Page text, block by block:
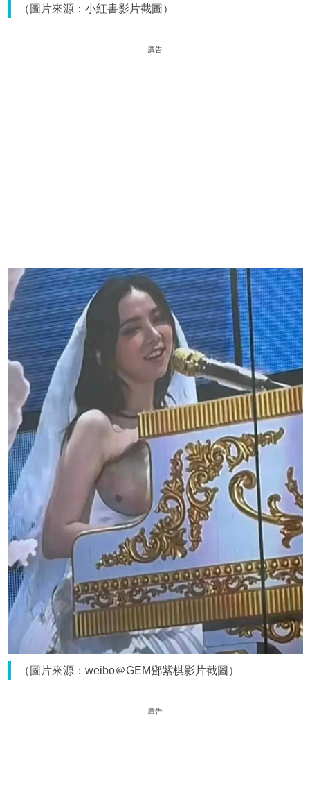
（圖片來源：小紅書影片截圖）
廣告
（圖片來源：weibo＠GEM鄧紫棋影片截圖）
廣告